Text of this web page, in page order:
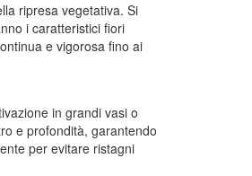
ripresa vegetativa. Si
i caratteristici fiori
e vigorosa fino ai
in grandi vasi o
e profondità, garantendo
per evitare ristagni